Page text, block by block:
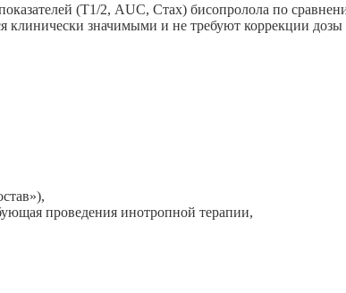
(Т1/2, AUC, Стах) бисопролола по
клинически значимыми и не требуют коррекции дозы
проведения инотропной терапии,